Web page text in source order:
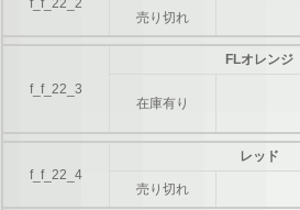
f_f_22_2
売り切れ
f_f_22_3
FLオレンジ
在庫有り
f_f_22_4
レッド
売り切れ